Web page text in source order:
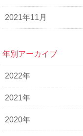
2021年11月
年別アーカイブ
2022年
2021年
2020年